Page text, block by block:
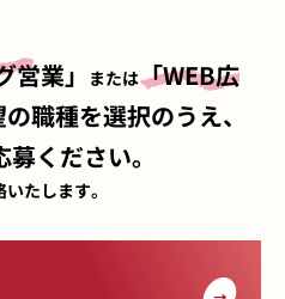
営業」 または「WEB広
職種を選択のうえ、
ください。
たします。